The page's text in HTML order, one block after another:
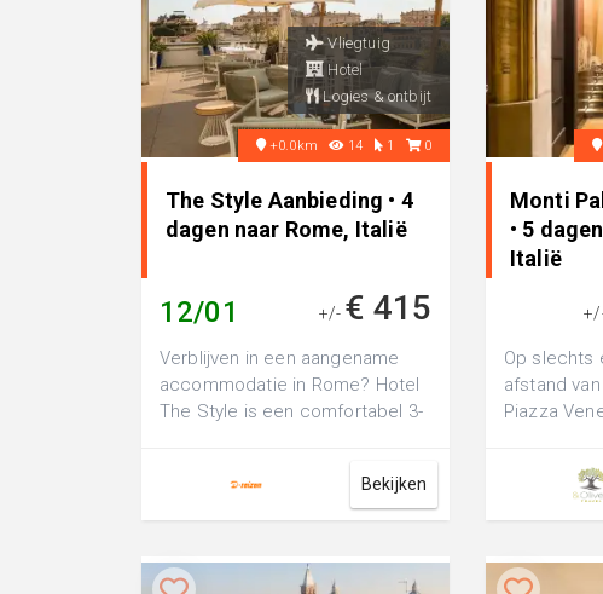
Vliegtuig
Hotel
Logies & ontbijt
+0.0km 14 1 0
The Style Aanbieding • 4
dagen naar Rome, Italië
12/01 +/- € 415
Verblijven in een aangename
accommodatie in Rome? Hotel
The Style is een comfortabel 3-
Bekijken
Monti
• 5
Italië
Op slechts
afstand
Piazza
Palace.